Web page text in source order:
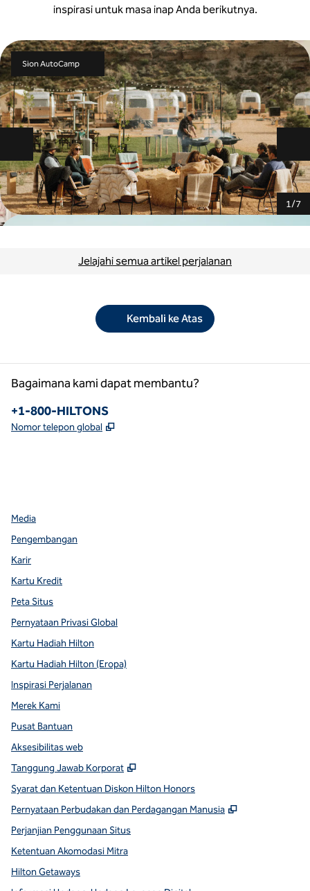
inspirasi untuk masa inap Anda berikutnya.
Slide sebelumnya
Sion AutoCamp
1/7
Jelajahi semua artikel perjalanan
Kembali ke Atas
Bagaimana kami dapat membantu?
Telepon:
+1-800-HILTONS
Nomor telepon global ,
Media
Pengembangan
Karir
Kartu Kredit
Peta Situs
Pernyataan Privasi Global
Kartu Hadiah Hilton
Kartu Hadiah Hilton (Eropa)
Inspirasi Perjalanan
Merek Kami
Pusat Bantuan
Aksesibilitas web
Tanggung Jawab Korporat
,
Syarat dan Ketentuan Diskon Hilton Honors
Pernyataan Perbudakan dan Perdagangan Manusia
,
Perjanjian Penggunaan Situs
Ketentuan Akomodasi Mitra
Hilton Getaways